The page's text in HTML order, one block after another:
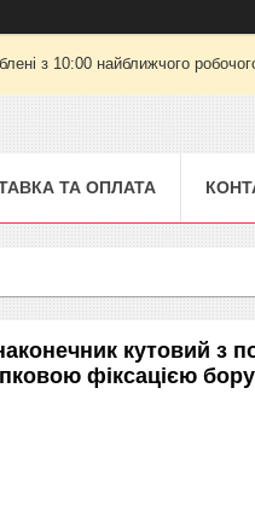
з 10:00 найближчого
ТА ОПЛАТА
кутовий з
фіксацією бору